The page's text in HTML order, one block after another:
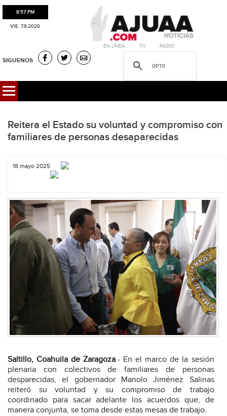
8:57 PM
VIE. 7.8.2026
·EN LÍNEA. ·T.V. ·RADIO
SIGUENOS
Reitera el Estado su voluntad y compromiso con
familiares de personas desaparecidas
18 mayo 2025
Saltillo, Coahuila de Zaragoza.- En el marco de la sesión
plenaria con colectivos de familiares de personas
desparecidas, el gobernador Manolo Jiménez Salinas
reiteró su voluntad y su compromiso de trabajo
coordinado para sacar adelante los acuerdos que, de
manera conjunta, se toma desde estas mesas de trabajo.